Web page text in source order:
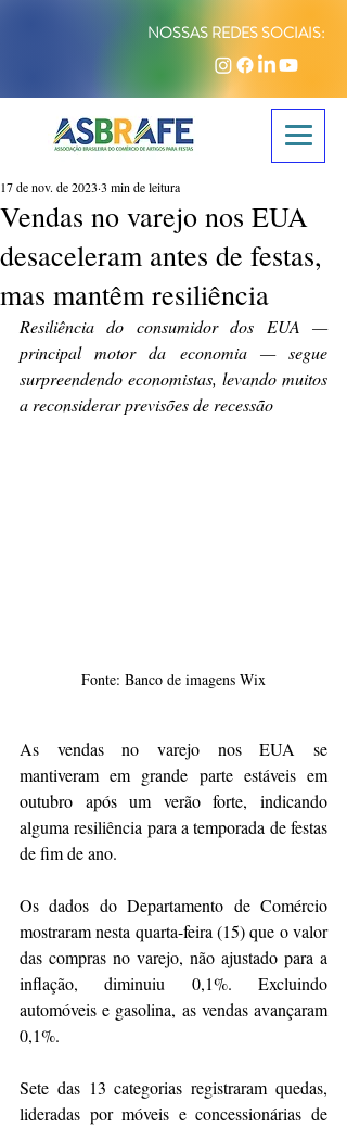
NOSSAS REDES SOCIAIS:
Vendas no varejo nos EUA
desaceleram antes de festas,
mas mantêm resiliência
17 de nov. de 2023 3 min de leitura
Resiliência do consumidor dos EUA —
principal motor da economia — segue
surpreendendo economistas, levando muitos
a reconsiderar previsões de recessão
Fonte: Banco de imagens Wix
As vendas no varejo nos EUA se
mantiveram em grande parte estáveis em
outubro após um verão forte, indicando
alguma resiliência para a temporada de festas
de fim de ano.
Os dados do Departamento de Comércio
mostraram nesta quarta-feira (15) que o valor
das compras no varejo, não ajustado para a
inflação, diminuiu 0,1%. Excluindo
automóveis e gasolina, as vendas avançaram
0,1%.
Sete das 13 categorias registraram quedas,
lideradas por móveis e concessionárias de